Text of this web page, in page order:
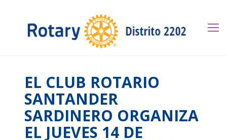
EL CLUB ROTARIO
SANTANDER
SARDINERO ORGANIZA
EL JUEVES 14 DE